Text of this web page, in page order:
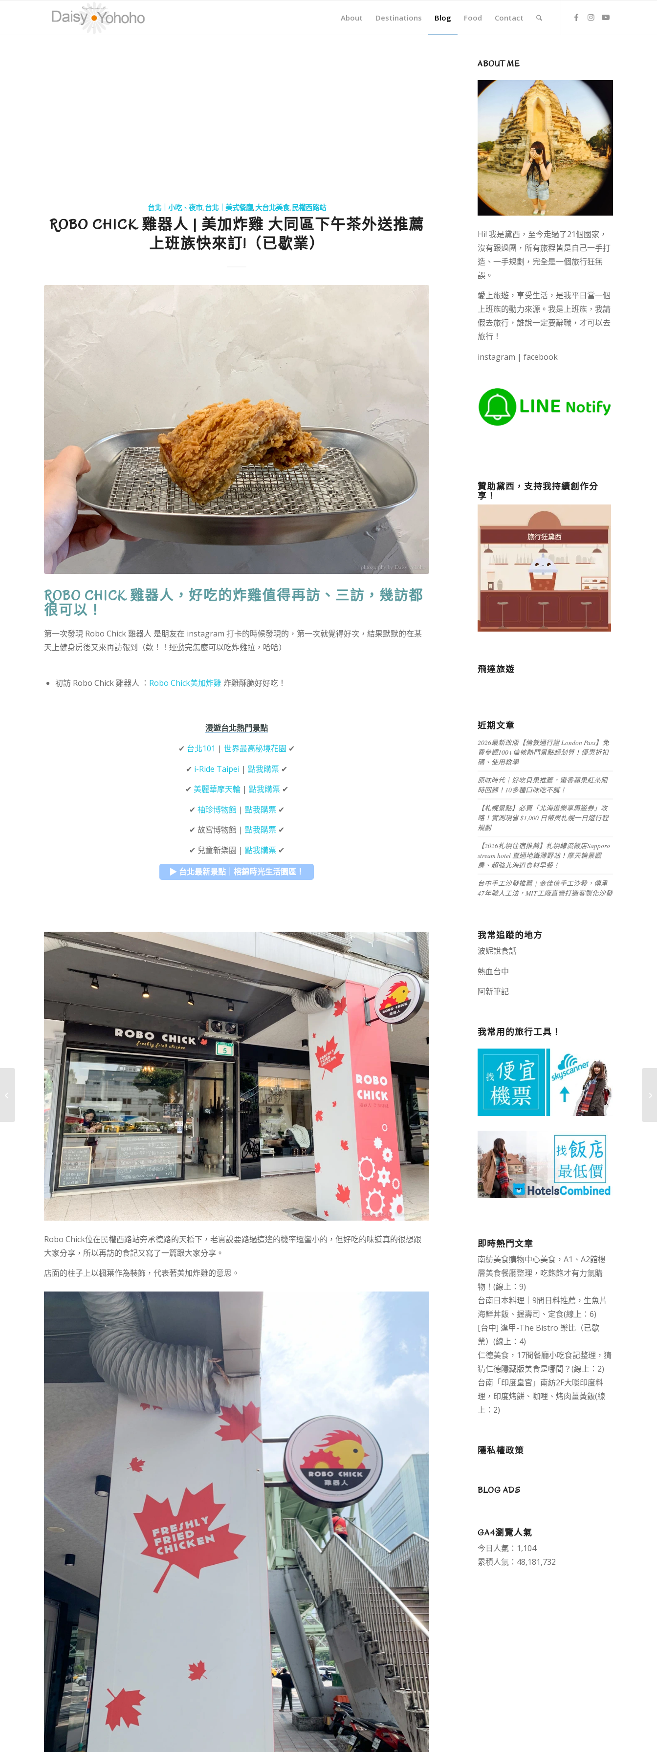
About Destinations Blog Food Contact
台北｜小吃、夜市,台北｜美式餐廳,大台北美食,民權西路站
ROBO CHICK 雞器人 | 美加炸雞 大同區下午茶外送推薦
上班族快來訂!（已歇業）
ROBO CHICK 雞器人，好吃的炸雞值得再訪、三訪，幾訪都
很可以！
第一次發現 Robo Chick 雞器人 是朋友在 instagram 打卡的時候發現的，第一次就覺得好次，結果默默的在某
天上健身房後又來再訪報到（欸！！運動完怎麼可以吃炸雞拉，哈哈）
初訪 Robo Chick 雞器人 ： Robo Chick美加炸雞炸雞酥脆好好吃！
漫遊台北熱門景點
✔ 台北101 |世界最高秘境花園 ✔
✔ i-Ride Taipei |點我購票 ✔
✔ 美麗華摩天輪| 點我購票✔
✔ 袖珍博物館| 點我購票✔
✔ 故宮博物館 | 點我購票✔
✔ 兒童新樂園 | 點我購票✔
▶ 台北最新景點｜榕錦時光生活園區！
Robo Chick位在民權西路站旁承德路的天橋下，老實說要路過這邊的機率還蠻小的，但好吃的味道真的很想跟
大家分享，所以再訪的食記又寫了一篇跟大家分享。
店面的柱子上以楓葉作為裝飾，代表著美加炸雞的意思。
ABOUT ME
Hi! 我是黛西，至今走過了21個國家，
沒有跟過團，所有旅程皆是自己一手打
造、一手規劃，完全是一個旅行狂無
誤。
愛上旅遊，享受生活，是我平日當一個
上班族的動力來源。我是上班族，我請
假去旅行，誰說一定要辭職，才可以去
旅行！
instagram | facebook
贊助黛西，支持我持續創作分
享！
飛達旅遊
近期文章
2026最新改版【倫敦通行證 London Pass】免
費參觀100+倫敦熱門景點超划算！優惠折扣
碼、使用教學
原味時代｜好吃貝果推薦，蜜香蘋果紅茶限
時回歸！10多種口味吃不膩！
【札幌景點】必買「北海道樂享周遊券」攻
略！實測現省 $1,000 日幣與札幌一日遊行程
規劃
【2026札幌住宿推薦】札幌線流飯店Sapporo
stream hotel 直通地鐵薄野站！摩天輪景觀
房、超強北海道食材早餐！
台中手工沙發推薦｜金佳億手工沙發，傳承
47年職人工法，MIT工廠直營打造客製化沙發
我常追蹤的地方
波妮說食話
熱血台中
阿新筆記嘉義+1 | 嘉義加一
我常用的旅行工具！
即時熱門文章
南紡美食購物中心美食，A1、A2館樓
層美食餐廳整理，吃飽飽才有力氣購
物！(線上：9)
台南日本料理｜9間日料推薦，生魚片
海鮮丼飯、握壽司、定食(線上：6)
[台中] 逢甲-The Bistro 樂比（已歇
業）(線上：4)
仁德美食，17間餐廳小吃食記整理，猜
猜仁德隱藏版美食是哪間？(線上：2)
台南「印度皇宮」南紡2F大啖印度料
理，印度烤餅、咖哩、烤肉薑黃飯(線
上：2)
隱私權政策
BLOG ADS
GA4瀏覽人氣
今日人氣：1,104
累積人氣：48,181,732
Tulip TimeOut Taiwan
西門町戴帽熱狗堡，來
自丹麥的正宗丹麥...